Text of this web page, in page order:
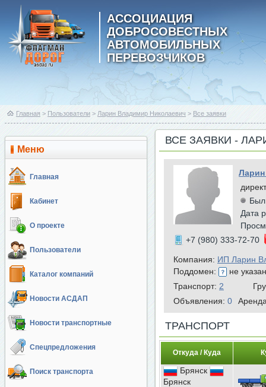
АССОЦИАЦИЯ
ДОБРОСОВЕСТНЫХ
АВТОМОБИЛЬНЫХ
ПЕРЕВОЗЧИКОВ
Главная > Пользователи > Ларин Владимир Николаевич > Все заявки
Меню
Главная
Кабинет
О проекте
Пользователи
Каталог компаний
Новости АСДАП
Новости транспортные
Спецпредложения
Поиск транспорта
ВСЕ ЗАЯВКИ -
Был
Дата
+7 (980) 333-72-70
Компания: ИП Ларин
Поддомен:
не
Транспорт: 2
Объявления: 0
ТРАНСПОРТ
Откуда / Куда
Брянск
Брянск